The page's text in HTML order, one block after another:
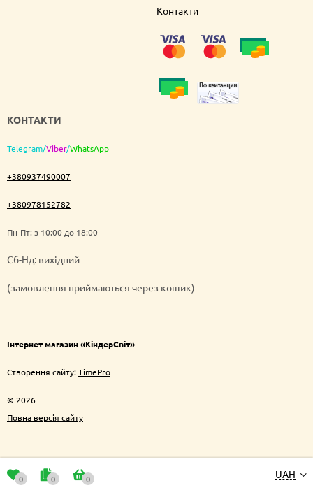
Контакти
КОНТАКТИ
Telegram/Viber/WhatsApp
+380937490007
+380978152782
Пн-Пт: з 10:00 до 18:00
Cб-Нд: вихідний
(замовлення приймаються через кошик)
Інтернет магазин «КіндерСвіт»
Створення сайту:TimePro
© 2026
Повна версія сайту
UAH
0 0 0